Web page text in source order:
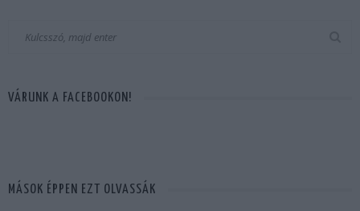
VÁRUNK A FACEBOOKON!
MÁSOK ÉPPEN EZT OLVASSÁK